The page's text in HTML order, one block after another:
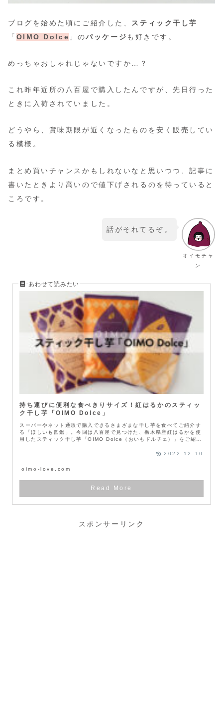
ブログを始めた頃にご紹介した、 スティック干し芋
「 OIMO Dolce 」のパッケージ も好きです。
めっちゃおしゃれじゃないですか…？
これ昨年近所の八百屋で購入したんですが、先日行った
ときに入荷されていました。
どうやら、賞味期限が近くなったものを安く販売してい
る模様。
まとめ買いチャンスかもしれないなと思いつつ、記事に
書いたときより高いので値下げされるのを待っていると
ころです。
オイモチャ
ン
話がそれてるぞ。
持ち運びに便利な食べきりサイズ！紅はるかのスティッ
ク干し芋「OIMO Dolce」
スーパーやネット通販で購入できるさまざまな干し芋を食べてご紹介す
る「ほしいも図鑑」。今回は八百屋で見つけた、栃木県産紅はるかを使
用したスティック干し芋「OIMO Dolce（おいもドルチェ）」をご紹
oimo-love.com
2022.12.10
スポンサーリンク